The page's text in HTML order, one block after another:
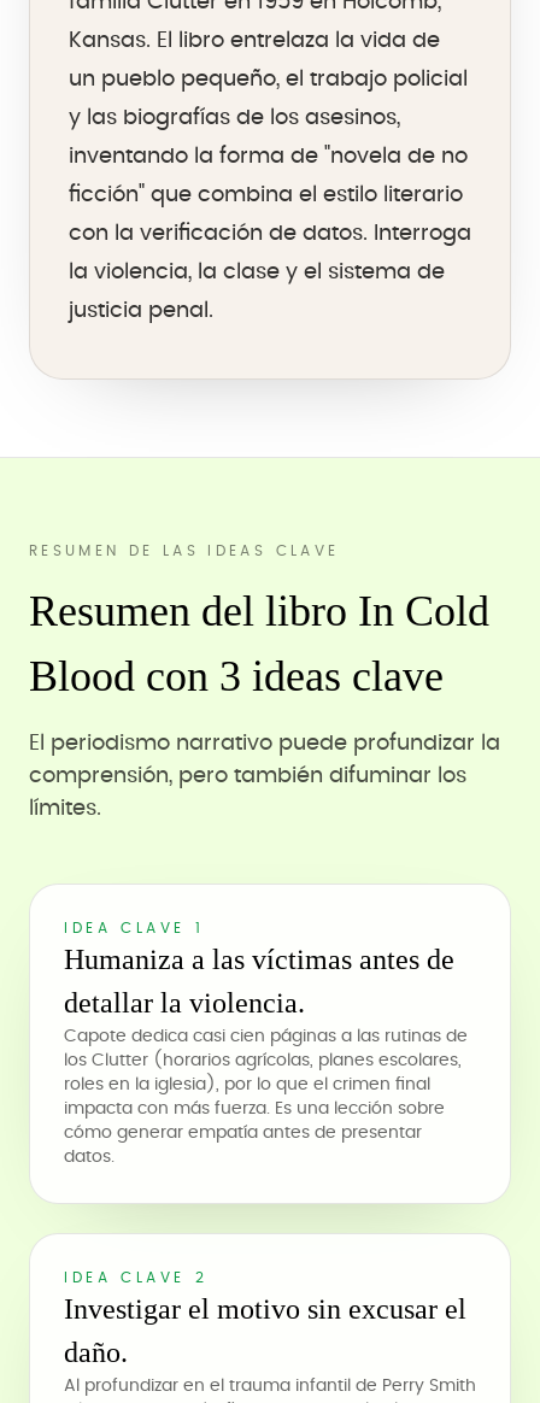
Kansas. El libro entrelaza la vida de
un pueblo pequeño, el trabajo policial
y las biografías de los asesinos,
inventando la forma de "novela de no
ficción" que combina el estilo literario
con la verificación de datos. Interroga
la violencia, la clase y el sistema de
justicia penal.
RESUMEN DE LAS IDEAS CLAVE
Resumen del libro In Cold
Blood con 3 ideas clave
El periodismo narrativo puede profundizar la
comprensión, pero también difuminar los
límites.
IDEA CLAVE 1
Humaniza a las víctimas antes de
detallar la violencia.
Capote dedica casi cien páginas a las rutinas de
los Clutter (horarios agrícolas, planes escolares,
roles en la iglesia), por lo que el crimen final
impacta con más fuerza. Es una lección sobre
cómo generar empatía antes de presentar
datos.
IDEA CLAVE 2
Investigar el motivo sin excusar el
daño.
Al profundizar en el trauma infantil de Perry Smith